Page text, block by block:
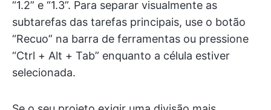
“1.2” e “1.3”. Para separar visualmente as
subtarefas das tarefas principais, use o botão
“Recuo” na barra de ferramentas ou pressione
“Ctrl + Alt + Tab” enquanto a célula estiver
selecionada.